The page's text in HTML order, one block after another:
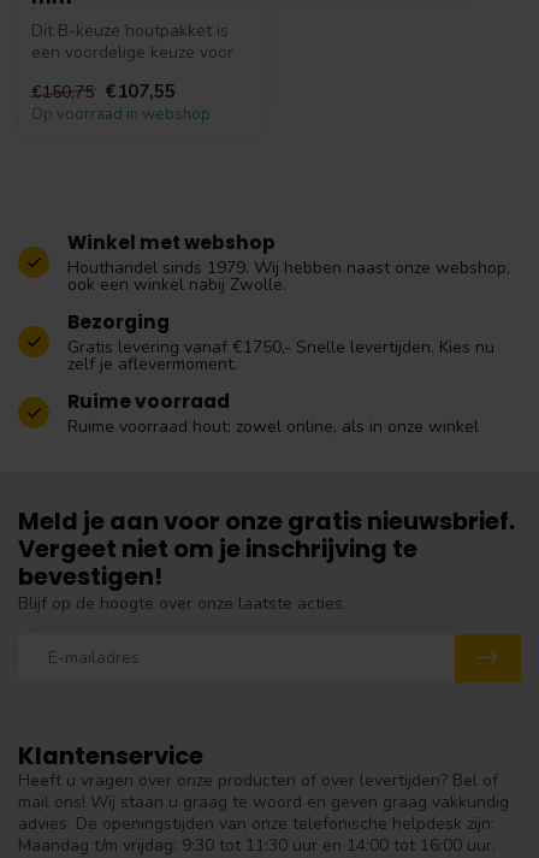
Dit B-keuze houtpakket is
een voordelige keuze voor
z...
€150,75 €107,55
Op voorraad in webshop
Winkel met webshop
Houthandel sinds 1979. Wij hebben naast onze webshop,
ook een winkel nabij Zwolle.
Bezorging
Gratis levering vanaf €1750,- Snelle levertijden. Kies nu
zelf je aflevermoment.
Ruime voorraad
Ruime voorraad hout: zowel online, als in onze winkel
Klantenservice
Heeft u vragen over onze producten of over levertijden? Bel of
mail ons! Wij staan u graag te woord en geven graag vakkundig
advies. De openingstijden van onze telefonische helpdesk zijn:
Maandag t/m vrijdag: 9:30 tot 11:30 uur en 14:00 tot 16:00 uur.
Meld je aan voor onze gratis nieuwsbrief.
Vergeet niet om je inschrijving te
bevestigen!
Blijf op de hoogte over onze laatste acties